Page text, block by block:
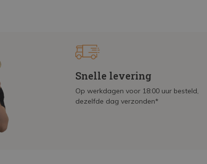
Snelle levering
Op werkdagen voor 18:00 uur besteld,
dezelfde dag verzonden*